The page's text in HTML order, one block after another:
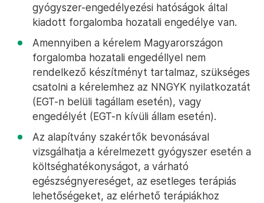
gyógyszer-engedélyezési hatóságok által
kiadott forgalomba hozatali engedélye van.
Amennyiben a kérelem Magyarországon
forgalomba hozatali engedéllyel nem
rendelkező készítményt tartalmaz, szükséges
csatolni a kérelemhez az NNGYK nyilatkozatát
(EGT-n belüli tagállam esetén), vagy
engedélyét (EGT-n kívüli állam esetén).
Az alapítvány szakértők bevonásával
vizsgálhatja a kérelmezett gyógyszer esetén a
költséghatékonyságot, a várható
egészségnyereséget, az esetleges terápiás
lehetőségeket, az elérhető terápiákhoz